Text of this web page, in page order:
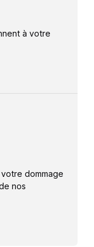
à votre
dommage
nos